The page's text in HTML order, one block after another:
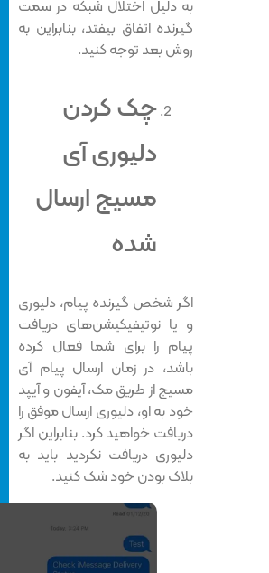
به دلیل اختلال شبکه در سمت
گیرنده اتفاق بیفتد، بنابراین به
روش بعد توجه کنید.
چک کردن
دلیوری آی
مسیج ارسال
شده
اگر شخص گیرنده پیام، دلیوری
و یا نوتیفیکیشن‌های دریافت
پیام را برای شما فعال کرده
باشد، در زمان ارسال پیام آی
مسیج از طریق مک، آیفون و آیپد
خود به او، دلیوری ارسال موفق را
دریافت خواهید کرد. بنابراین اگر
دلیوری دریافت نکردید باید به
بلاک بودن خود شک کنید.